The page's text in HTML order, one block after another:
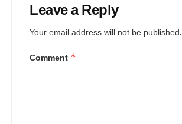
Leave a Reply
Your email address will not be published.
Comment *